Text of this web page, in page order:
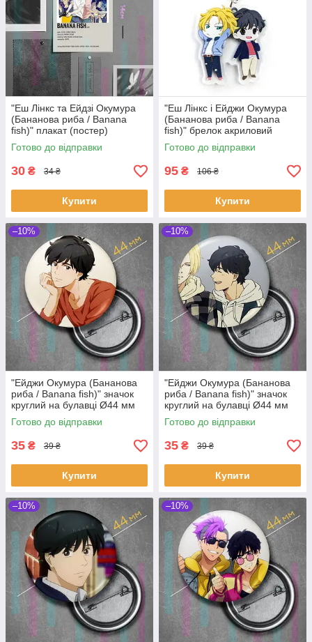
"Еш Лінкс та Ейдзі Окумура
(Бананова риба / Banana
fish)" плакат (постер)
розміром А6 (10х14см)
Готово до відправки
30 ₴ 34 ₴
Купити
"Еш Лінкс і Ейджи Окумура
(Бананова риба / Banana
fish)" брелок акриловий
двосторонній з уф-друком
Готово до відправки
95 ₴ 106 ₴
Купити
–10%
"Ейджи Окумура (Бананова
риба / Banana fish)" значок
круглий на булавці Ø44 мм
Готово до відправки
35 ₴ 39 ₴
Купити
–10%
"Ейджи Окумура (Бананова
риба / Banana fish)" значок
круглий на булавці Ø44 мм
Готово до відправки
35 ₴ 39 ₴
Купити
–10% –10%